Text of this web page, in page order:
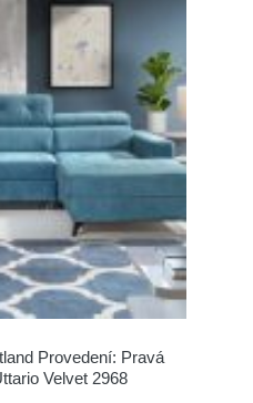
Provedení: Pravá
Velvet 2968